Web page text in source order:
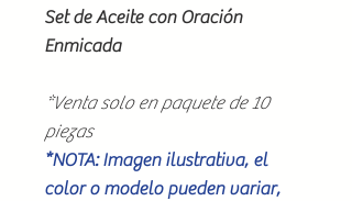
Set de Aceite con Oración
Enmicada
*Venta solo en paquete de 10
piezas
*NOTA: Imagen ilustrativa, el
color o modelo pueden variar,